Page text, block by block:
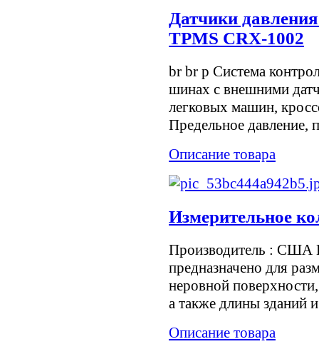
Датчики
TPMS CRX-1002
br br p Система
шинах с внешними
легковых машин,
Предельное давление,
Описание товара
Измерительное
Производитель : США
предназначено для
неровной
а также длины зданий
Описание товара